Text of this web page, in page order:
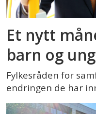
Et nytt
barn og
Fylkesråden for
endringen de har